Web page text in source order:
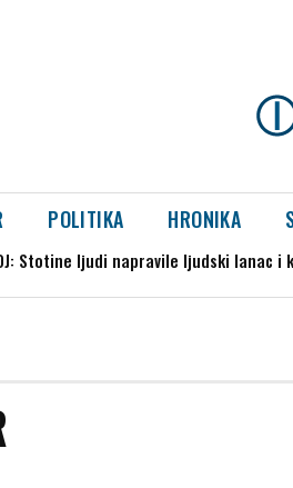
POLITIKA HRONIKA
Stotine ljudi napravile ljudski lanac